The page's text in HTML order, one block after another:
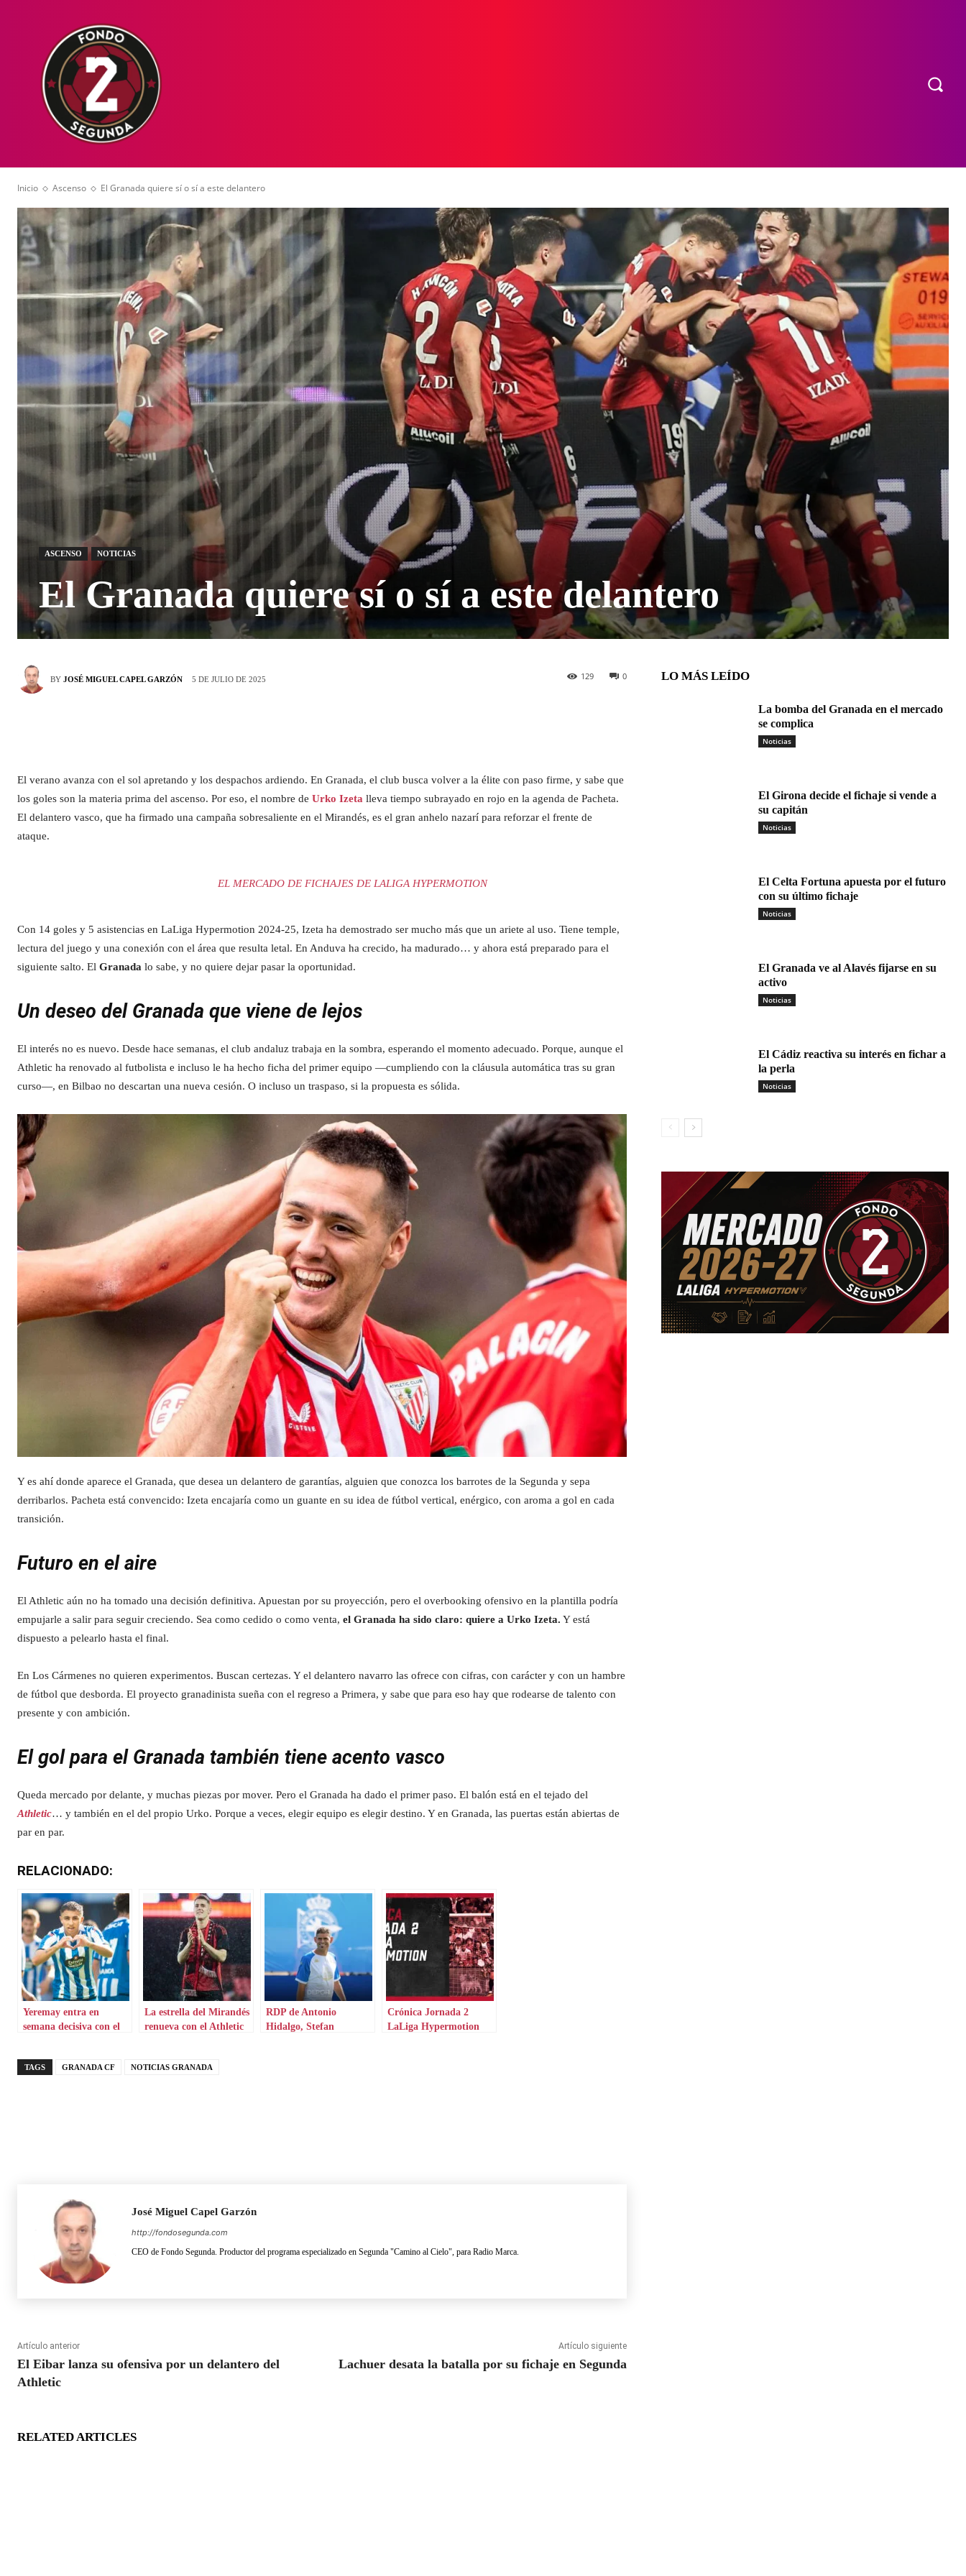
Inicio Ascenso El Granada quiere sí o sí a este delantero
ASCENSO NOTICIAS
El Granada quiere sí o sí a este delantero
BY JOSÉ MIGUEL CAPEL GARZÓN 5 DE JULIO DE 2025 0
129
El verano avanza con el sol apretando y los despachos ardiendo. En Granada, el club busca volver a la élite con paso firme, y sabe que
los goles son la materia prima del ascenso. Por eso, el nombre de Urko Izeta lleva tiempo subrayado en rojo en la agenda de Pacheta.
El delantero vasco, que ha firmado una campaña sobresaliente en el Mirandés, es el gran anhelo nazarí para reforzar el frente de
ataque.
EL MERCADO DE FICHAJES DE LALIGA HYPERMOTION
Con 14 goles y 5 asistencias en LaLiga Hypermotion 2024-25, Izeta ha demostrado ser mucho más que un ariete al uso. Tiene temple,
lectura del juego y una conexión con el área que resulta letal. En Anduva ha crecido, ha madurado… y ahora está preparado para el
siguiente salto. El Granada lo sabe, y no quiere dejar pasar la oportunidad.
Un deseo del Granada que viene de lejos
El interés no es nuevo. Desde hace semanas, el club andaluz trabaja en la sombra, esperando el momento adecuado. Porque, aunque el
Athletic ha renovado al futbolista e incluso le ha hecho ficha del primer equipo —cumpliendo con la cláusula automática tras su gran
curso—, en Bilbao no descartan una nueva cesión. O incluso un traspaso, si la propuesta es sólida.
Y es ahí donde aparece el Granada, que desea un delantero de garantías, alguien que conozca los barrotes de la Segunda y sepa
derribarlos. Pacheta está convencido: Izeta encajaría como un guante en su idea de fútbol vertical, enérgico, con aroma a gol en cada
transición.
Futuro en el aire
El Athletic aún no ha tomado una decisión definitiva. Apuestan por su proyección, pero el overbooking ofensivo en la plantilla podría
empujarle a salir para seguir creciendo. Sea como cedido o como venta, el Granada ha sido claro: quiere a Urko Izeta. Y está
dispuesto a pelearlo hasta el final.
En Los Cármenes no quieren experimentos. Buscan certezas. Y el delantero navarro las ofrece con cifras, con carácter y con un hambre
de fútbol que desborda. El proyecto granadinista sueña con el regreso a Primera, y sabe que para eso hay que rodearse de talento con
presente y con ambición.
El gol para el Granada también tiene acento vasco
Queda mercado por delante, y muchas piezas por mover. Pero el Granada ha dado el primer paso. El balón está en el tejado del
Athletic… y también en el del propio Urko. Porque a veces, elegir equipo es elegir destino. Y en Granada, las puertas están abiertas de
par en par.
RELACIONADO:
Yeremay entra en
semana decisiva con el
La estrella del Mirandés
renueva con el Athletic
RDP de Antonio
Hidalgo, Stefan
Crónica Jornada 2
LaLiga Hypermotion
TAGS GRANADA CF NOTICIAS GRANADA
José Miguel Capel Garzón
http://fondosegunda.com
CEO de Fondo Segunda. Productor del programa especializado en Segunda "Camino al Cielo", para Radio Marca.
Artículo anterior
El Eibar lanza su ofensiva por un delantero del
Athletic
Artículo siguiente
Lachuer desata la batalla por su fichaje en Segunda
RELATED ARTICLES
LO MÁS LEÍDO
La bomba del Granada en el mercado
se complica
Noticias
El Girona decide el fichaje si vende a
su capitán
Noticias
El Celta Fortuna apuesta por el futuro
con su último fichaje
Noticias
El Granada ve al Alavés fijarse en su
activo
Noticias
El Cádiz reactiva su interés en fichar a
la perla
Noticias